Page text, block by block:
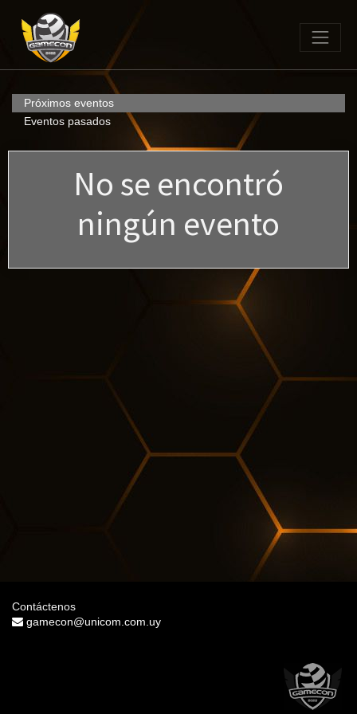
Próximos eventos
Eventos pasados
No se encontró
ningún evento
Contáctenos
gamecon@unicom.com.uy